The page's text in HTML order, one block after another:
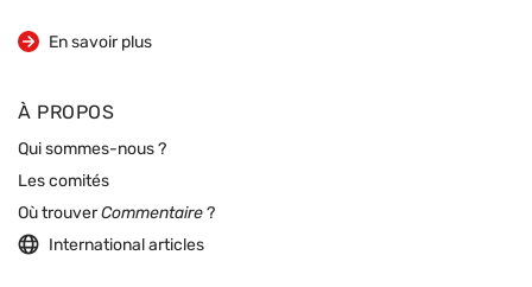
En savoir plus
sur la revue
À PROPOS
Qui sommes-nous ?
Les comités
Où trouverCommentaire ?
International articles